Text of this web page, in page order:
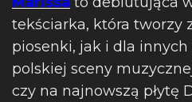
tekściarka, która tworzy
piosenki, jak i dla innych
polskiej sceny
czy na najnowszą płytę